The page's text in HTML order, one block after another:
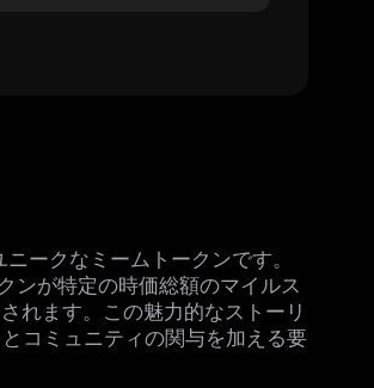
ークなミームトークンです。
ンが特定の時価総額のマイルス
れます。この魅力的なストーリ
コミュニティの関与を加える要